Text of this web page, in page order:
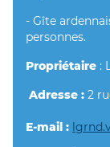
- Gîte
personnes.
Propriétaire :
Adresse : 2
E-mail :